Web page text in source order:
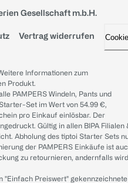
Gesellschaft m.b.H.
Vertrag widerrufen
Informationen zum
Produkt.
PAMPERS Windeln, Pants und
Set im Wert von 54.99 €,
pro Einkauf einlösbar. Der
Gültig in allen BIPA Filialen
Abholung des tiptoi Starter Sets
der PAMPERS Einkäufe ist
zu retournieren, andernfalls wird
"Einfach Preiswert" gekennzeichnete